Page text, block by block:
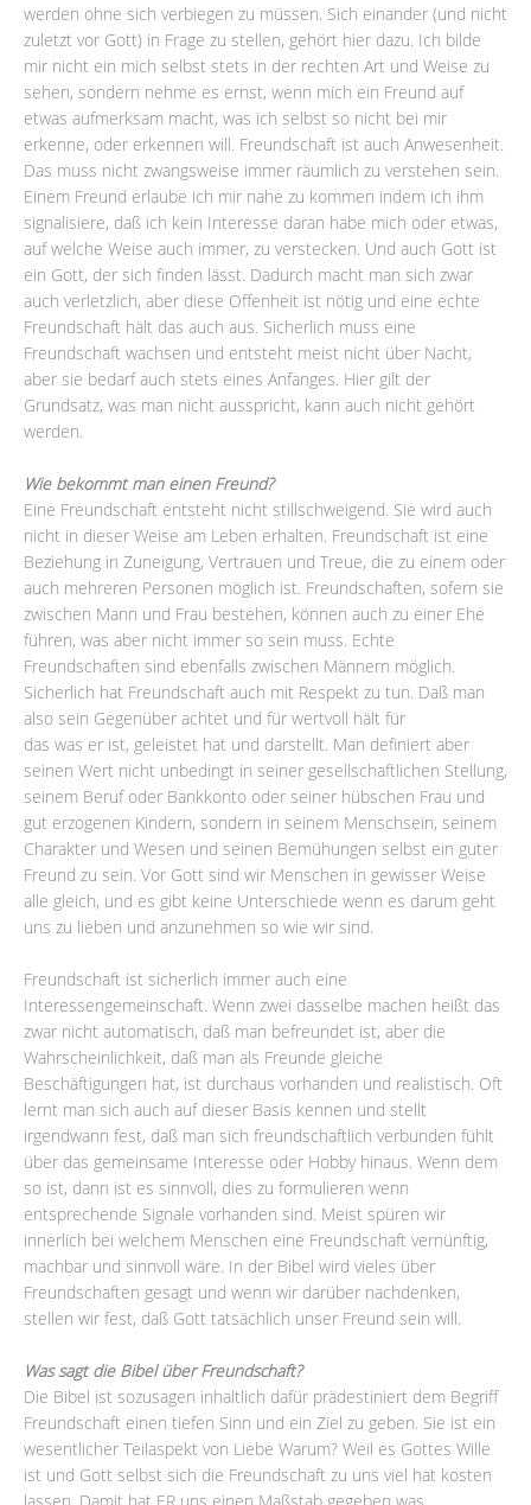
werden ohne sich verbiegen zu müssen. Sich einander (und nicht
zuletzt vor Gott) in Frage zu stellen, gehört hier dazu. Ich bilde
mir nicht ein mich selbst stets in der rechten Art und Weise zu
sehen, sondern nehme es ernst, wenn mich ein Freund auf
etwas aufmerksam macht, was ich selbst so nicht bei mir
erkenne, oder erkennen will. Freundschaft ist auch Anwesenheit.
Das muss nicht zwangsweise immer räumlich zu verstehen sein.
Einem Freund erlaube ich mir nahe zu kommen indem ich ihm
signalisiere, daß ich kein Interesse daran habe mich oder etwas,
auf welche Weise auch immer, zu verstecken. Und auch Gott ist
ein Gott, der sich finden lässt. Dadurch macht man sich zwar
auch verletzlich, aber diese Offenheit ist nötig und eine echte
Freundschaft hält das auch aus. Sicherlich muss eine
Freundschaft wachsen und entsteht meist nicht über Nacht,
aber sie bedarf auch stets eines Anfanges. Hier gilt der
Grundsatz, was man nicht ausspricht, kann auch nicht gehört
werden.
Wie bekommt man einen Freund?
Eine Freundschaft entsteht nicht stillschweigend. Sie wird auch
nicht in dieser Weise am Leben erhalten. Freundschaft ist eine
Beziehung in Zuneigung, Vertrauen und Treue, die zu einem oder
auch mehreren Personen möglich ist. Freundschaften, sofern sie
zwischen Mann und Frau bestehen, können auch zu einer Ehe
führen, was aber nicht immer so sein muss. Echte
Freundschaften sind ebenfalls zwischen Männern möglich.
Sicherlich hat Freundschaft auch mit Respekt zu tun. Daß man
also sein Gegenüber achtet und für wertvoll hält für
das was er ist, geleistet hat und darstellt. Man definiert aber
seinen Wert nicht unbedingt in seiner gesellschaftlichen Stellung,
seinem Beruf oder Bankkonto oder seiner hübschen Frau und
gut erzogenen Kindern, sondern in seinem Menschsein, seinem
Charakter und Wesen und seinen Bemühungen selbst ein guter
Freund zu sein. Vor Gott sind wir Menschen in gewisser Weise
alle gleich, und es gibt keine Unterschiede wenn es darum geht
uns zu lieben und anzunehmen so wie wir sind.
Freundschaft ist sicherlich immer auch eine
Interessengemeinschaft. Wenn zwei dasselbe machen heißt das
zwar nicht automatisch, daß man befreundet ist, aber die
Wahrscheinlichkeit, daß man als Freunde gleiche
Beschäftigungen hat, ist durchaus vorhanden und realistisch. Oft
lernt man sich auch auf dieser Basis kennen und stellt
irgendwann fest, daß man sich freundschaftlich verbunden fühlt
über das gemeinsame Interesse oder Hobby hinaus. Wenn dem
so ist, dann ist es sinnvoll, dies zu formulieren wenn
entsprechende Signale vorhanden sind. Meist spüren wir
innerlich bei welchem Menschen eine Freundschaft vernünftig,
machbar und sinnvoll wäre. In der Bibel wird vieles über
Freundschaften gesagt und wenn wir darüber nachdenken,
stellen wir fest, daß Gott tatsächlich unser Freund sein will.
Was sagt die Bibel über Freundschaft?
Die Bibel ist sozusagen inhaltlich dafür prädestiniert dem Begriff
Freundschaft einen tiefen Sinn und ein Ziel zu geben. Sie ist ein
wesentlicher Teilaspekt von Liebe Warum? Weil es Gottes Wille
ist und Gott selbst sich die Freundschaft zu uns viel hat kosten
lassen. Damit hat ER uns einen Maßstab gegeben was